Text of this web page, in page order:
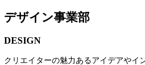
デザイン事業部
DESIGN
クリエイターの魅力あるアイデアやイ